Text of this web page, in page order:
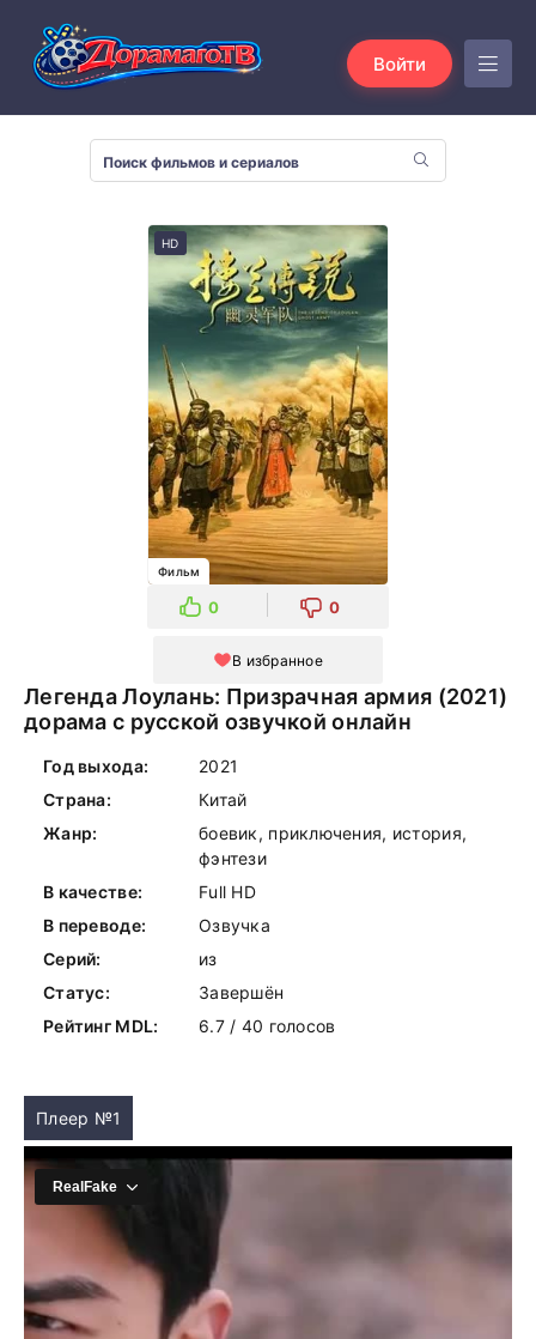
Войти
HD
Фильм
0 0
В избранное
Легенда Лоулань: Призрачная армия (2021)
дорама с русской озвучкой онлайн
Год выхода:
2021
Страна:
Китай
Жанр:
боевик, приключения, история,
фэнтези
В качестве:
Full HD
В переводе:
Озвучка
Серий:
из
Статус:
Завершён
Рейтинг MDL:
6.7 / 40 голосов
Плеер №1